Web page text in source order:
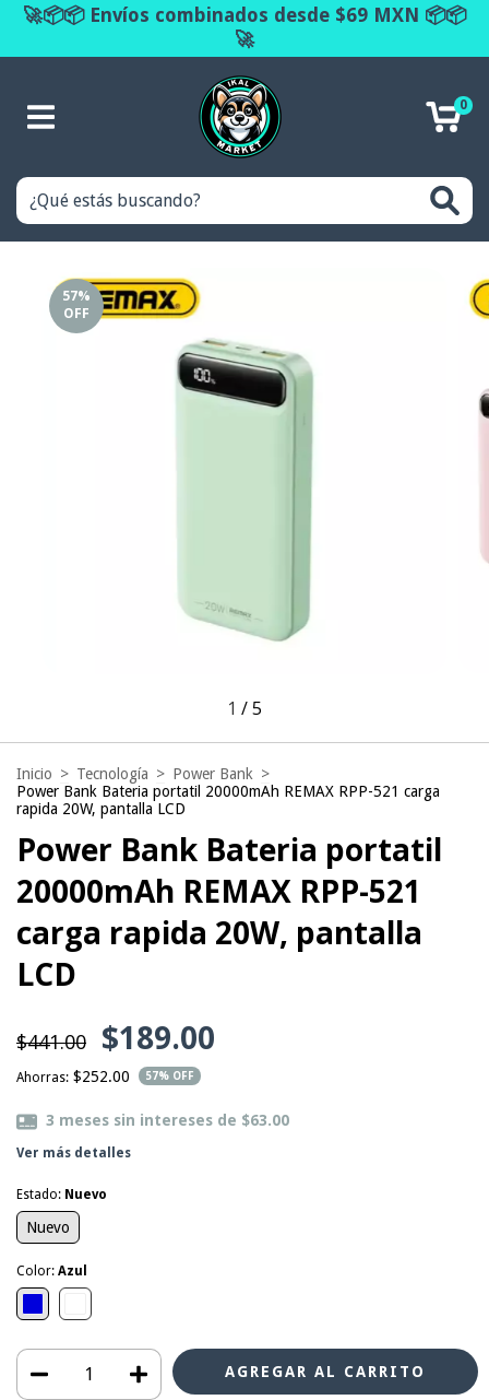
🚀📦📦 Envíos combinados desde $69 MXN 📦📦
🚀
0
57%
OFF
1 /5
Inicio > Tecnología > Power Bank >
Power Bank Bateria portatil 20000mAh REMAX RPP-521 carga
rapida 20W, pantalla LCD
Power Bank Bateria portatil
20000mAh REMAX RPP-521
carga rapida 20W, pantalla
LCD
$441.00 $189.00
Ahorras: $252.00 57% OFF
3 meses sin intereses de $63.00
Ver más detalles
Estado: Nuevo
Nuevo
Color: Azul